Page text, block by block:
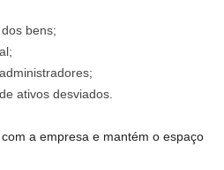
bens;
ativos desviados.
a empresa e mantém o espaço